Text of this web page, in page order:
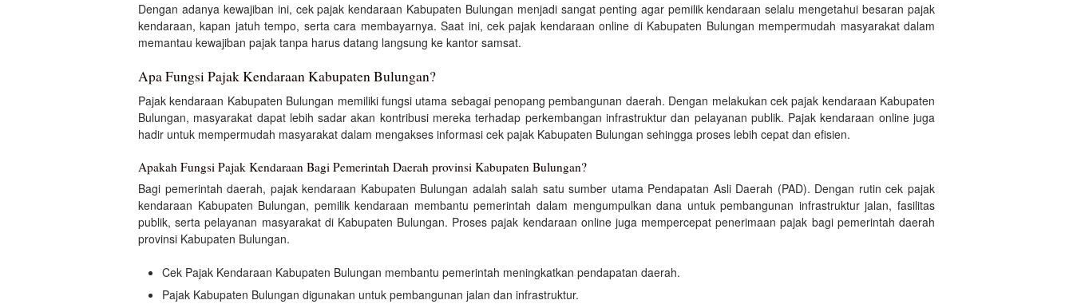
Dengan adanya kewajiban ini, cek pajak kendaraan Kabupaten Bulungan menjadi sangat penting agar pemilik kendaraan selalu mengetahui besaran pajak
kendaraan, kapan jatuh tempo, serta cara membayarnya. Saat ini, cek pajak kendaraan online di Kabupaten Bulungan mempermudah masyarakat dalam
memantau kewajiban pajak tanpa harus datang langsung ke kantor samsat.
Apa Fungsi Pajak Kendaraan Kabupaten Bulungan?
Pajak kendaraan Kabupaten Bulungan memiliki fungsi utama sebagai penopang pembangunan daerah. Dengan melakukan cek pajak kendaraan Kabupaten
Bulungan, masyarakat dapat lebih sadar akan kontribusi mereka terhadap perkembangan infrastruktur dan pelayanan publik. Pajak kendaraan online juga
hadir untuk mempermudah masyarakat dalam mengakses informasi cek pajak Kabupaten Bulungan sehingga proses lebih cepat dan efisien.
Apakah Fungsi Pajak Kendaraan Bagi Pemerintah Daerah provinsi Kabupaten Bulungan?
Bagi pemerintah daerah, pajak kendaraan Kabupaten Bulungan adalah salah satu sumber utama Pendapatan Asli Daerah (PAD). Dengan rutin cek pajak
kendaraan Kabupaten Bulungan, pemilik kendaraan membantu pemerintah dalam mengumpulkan dana untuk pembangunan infrastruktur jalan, fasilitas
publik, serta pelayanan masyarakat di Kabupaten Bulungan. Proses pajak kendaraan online juga mempercepat penerimaan pajak bagi pemerintah daerah
provinsi Kabupaten Bulungan.
Cek Pajak Kendaraan Kabupaten Bulungan membantu pemerintah meningkatkan pendapatan daerah.
Pajak Kabupaten Bulungan digunakan untuk pembangunan jalan dan infrastruktur.